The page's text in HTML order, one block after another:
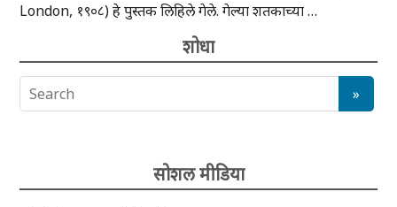
London, १९०८) हे पुस्तक लिहिले गेले. गेल्या शतकाच्या …
शोधा
सोशल मीडिया